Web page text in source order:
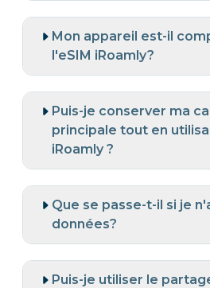
Mon appareil est-il
l'eSIM iRoamly?
Puis-je conserver ma
principale tout en
iRoamly ?
Que se passe-t-il si je
données?
Puis-je utiliser le